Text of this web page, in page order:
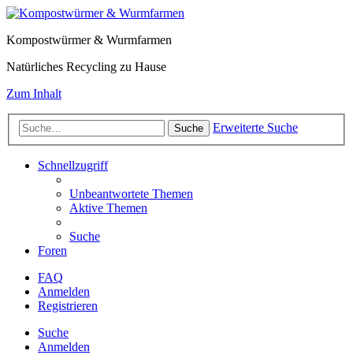
Kompostwürmer & Wurmfarmen
Natürliches Recycling zu Hause
Zum Inhalt
Suche Erweiterte Suche
Schnellzugriff
Unbeantwortete Themen
Aktive Themen
Suche
Foren
FAQ
Anmelden
Registrieren
Suche
Anmelden